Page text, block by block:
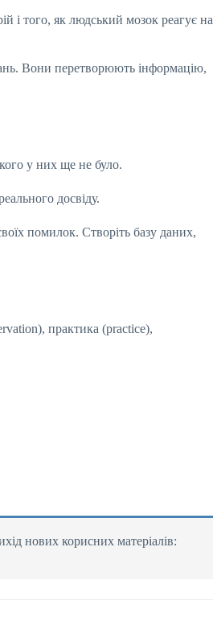
і того, як людський мозок реагує на
Вони перетворюють інформацію,
у них ще не було.
досвіду.
помилок. Створіть базу даних,
практика (practice),
нових корисних матеріалів: